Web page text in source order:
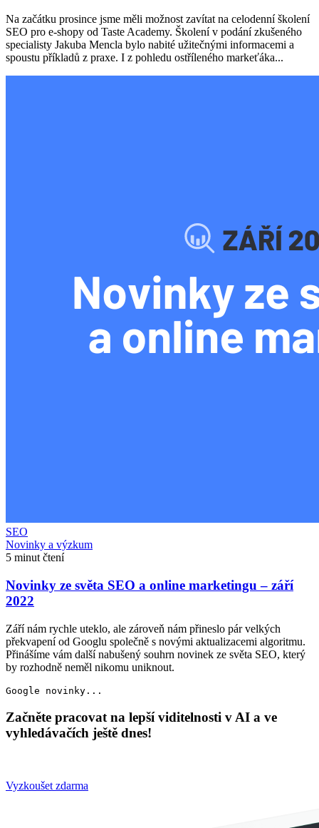
Na začátku prosince jsme měli možnost zavítat na celodenní školení
SEO pro e-shopy od Taste Academy. Školení v podání zkušeného
specialisty Jakuba Mencla bylo nabité užitečnými informacemi a
spoustu příkladů z praxe. I z pohledu ostříleného markeťáka...
SEO
Novinky a výzkum
5 minut čtení
Novinky ze světa SEO a online marketingu – září
2022
Září nám rychle uteklo, ale zároveň nám přineslo pár velkých
překvapení od Googlu společně s novými aktualizacemi algoritmu.
Přinášíme vám další nabušený souhrn novinek ze světa SEO, který
by rozhodně neměl nikomu uniknout.
Začněte pracovat na lepší viditelnosti v AI a ve
vyhledávačích ještě dnes!
Vyzkoušet zdarma